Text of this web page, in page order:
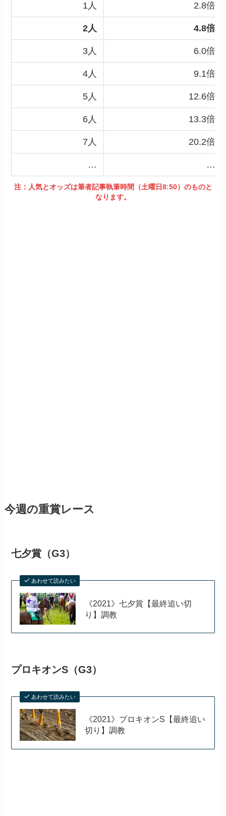
1人 2.8倍
2人 4.8倍
3人 6.0倍
4人 9.1倍
5人 12.6倍
6人 13.3倍
7人 20.2倍
… …
注：人気とオッズは筆者記事執筆時間（土曜日8:50）のものと
なります。
今週の重賞レース
七夕賞（G3）
あわせて読みたい
《2021》七夕賞【最終追い切
り】調教
プロキオンS（G3）
あわせて読みたい
《2021》プロキオンS【最終追い
切り】調教